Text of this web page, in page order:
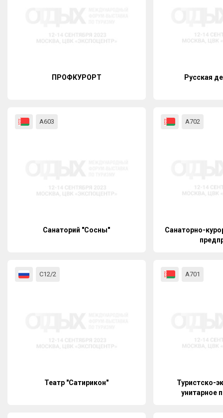
ПРОФКУРОРТ Русская
А603
Санаторий "Сосны"
А702
Санаторно-
С12/2
Театр "Сатирикон"
А701
Туристско-
унитарное